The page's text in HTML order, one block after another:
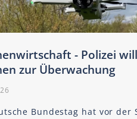
- Polizei
zur Überwachung
Bundestag hat vor der